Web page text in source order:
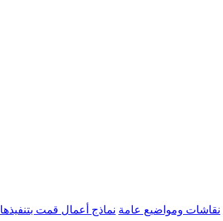
نقاشات ومواضيع عامة نماذج أعمال قمت بتنفيذها